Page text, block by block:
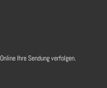
Online Ihre Sendung verfolgen.